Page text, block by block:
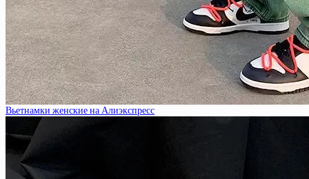
Вьетнамки женские на Алиэкспресс